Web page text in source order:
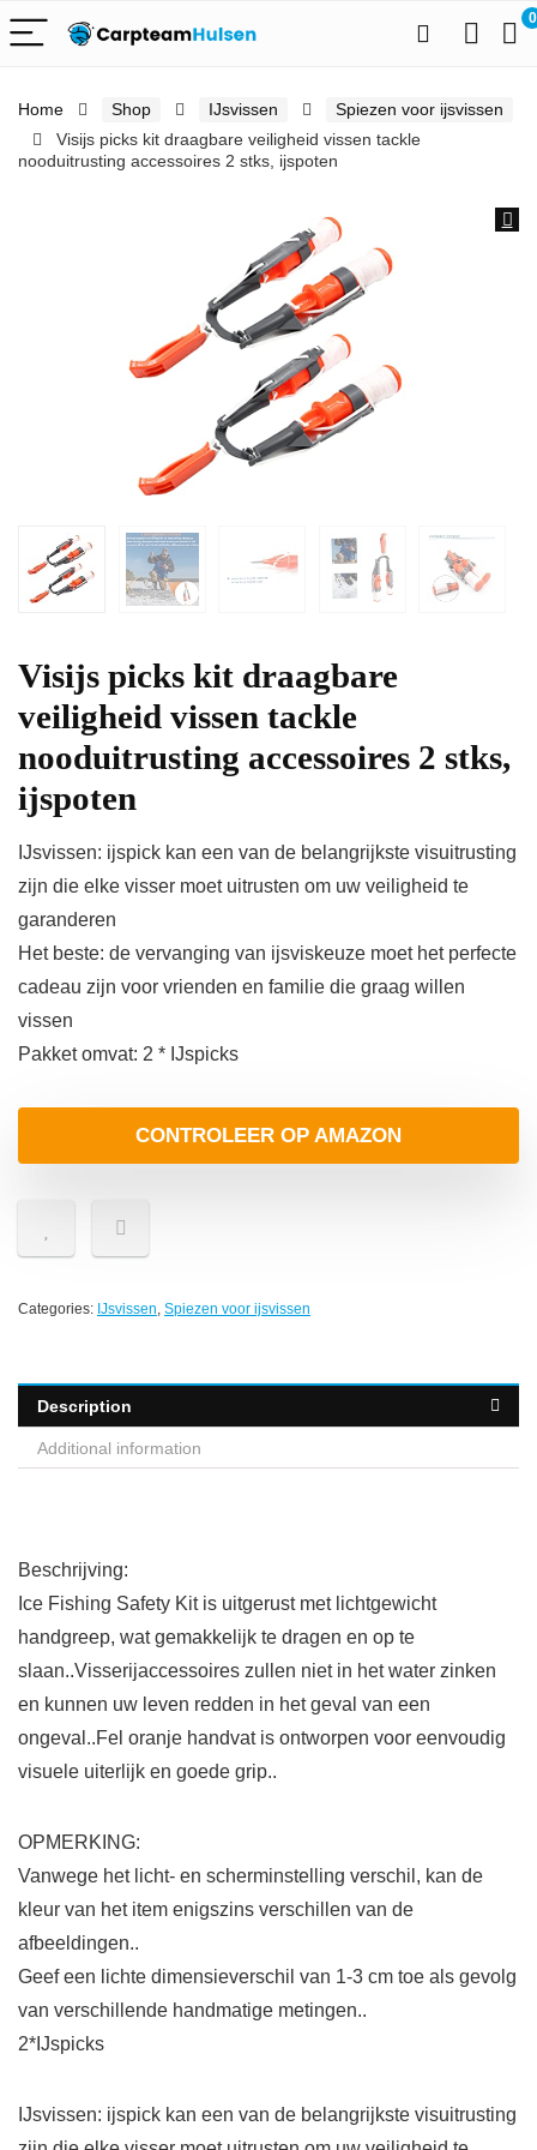
0
Home Shop IJsvissen
Spiezen voor ijsvissen
Visijs picks kit draagbare veiligheid vissen tackle
nooduitrusting accessoires 2 stks, ijspoten
Visijs picks kit draagbare
veiligheid vissen tackle
nooduitrusting accessoires 2 stks,
ijspoten
IJsvissen: ijspick kan een van de belangrijkste visuitrusting
zijn die elke visser moet uitrusten om uw veiligheid te
garanderen
Het beste: de vervanging van ijsviskeuze moet het perfecte
cadeau zijn voor vrienden en familie die graag willen
vissen
Pakket omvat: 2 * IJspicks
CONTROLEER OP AMAZON
Categories: IJsvissen, Spiezen voor ijsvissen
Description
Additional information
Beschrijving:
Ice Fishing Safety Kit is uitgerust met lichtgewicht
handgreep, wat gemakkelijk te dragen en op te
slaan..Visserijaccessoires zullen niet in het water zinken
en kunnen uw leven redden in het geval van een
ongeval..Fel oranje handvat is ontworpen voor eenvoudig
visuele uiterlijk en goede grip..
OPMERKING:
Vanwege het licht- en scherminstelling verschil, kan de
kleur van het item enigszins verschillen van de
afbeeldingen..
Geef een lichte dimensieverschil van 1-3 cm toe als gevolg
van verschillende handmatige metingen..
2*IJspicks
IJsvissen: ijspick kan een van de belangrijkste visuitrusting